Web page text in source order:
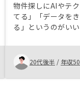
物件探しにAIやテ
てる」「データを
る」というのがい
なと思って、ちょ
ようと思いました
合わせはしました
印象からRENOSY
実際に話を聞いて
20代後半 / 年収